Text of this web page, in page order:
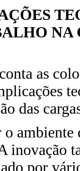
NA
as
das
o ambiente
inovação
por